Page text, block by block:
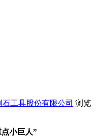
工具股份有限公司 浏览
小巨人”